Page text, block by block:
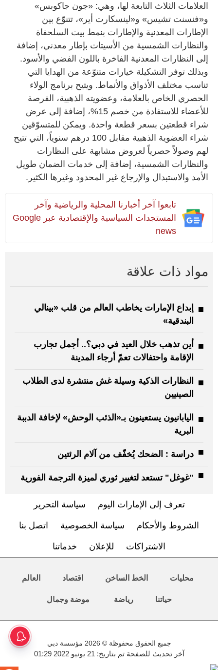
العلامات الثلاث التابعة لها، وهي: «جون جاكوبس»
و«فنسنت تشيس» و«لينسكارت أير»، تتنوّع بين
الإطارات المعدنية والإطارات بنمط بيت السلحفاة
والنظارات الشمسية من الأسيتات بإطار معدني، إضافة
إلى النظارات المعدنية الفاخرة باللون الفضي والأسود.
وبذلك توفر التشكيلة خيارات متنوّعة من الهدايا التي
تناسب مختلف الأذواق والأنماط. ويتيح برنامج الولاء
الحصري الخاص بالعلامة، وعضويته الذهبية، الفرصة
للأعضاء للاستفادة من خصم 15%، إضافة إلى عرض
شراء قطعتين بسعر قطعة واحدة. ويمكن للمتسوّقين
شراء العضوية الذهبية مقابل 100 درهم سنوياً، التي تتيح
لهم وصولاً حصرياً لعروض مشابهة على النظارات
والنظارات الشمسية، إضافة إلى خدمات الضمان طويل
الأمد والاستبدال والإرجاع غير المحدود وغيرها الكثير.
تابعوا آخر أخبارنا المحلية والرياضية وآخر
المستجدات السياسية والإقتصادية عبر Google
news
مواد ذات علاقة
إبداع الإمارات يخاطب العالم من قلب «بينالي
البندقية»
أين تذهب خلال العيد في دبي؟.. أجمل تجارب
الإقامة واحتفالات تعمّ أرجاء المدينة
النظارات الذكية وسيلة غش منتشرة لدى الطلاب
الصينيين
اليابانيون يستعينون بـ«الذئب الوحش» لإخافة الدببة
البرية
دراسة : الضحك يُخفّف من آلام الرئتين
"غوغل" تستعد لتغيير ثوري لميزة الترجمة الفورية
تعرف إلى الإمارات اليوم سياسة التحرير
الشروط والأحكام سياسة الخصوصية اتصل بنا
الاشتراكات للإعلان خدماتنا
محليات الخط الساخن اقتصاد العالم
حياتنا رياضة موضة وجمال
جميع الحقوق محفوظة © 2026 مؤسسة دبي
آخر تحديث للصفحة تم بتاريخ: 21 يونيو 2022 01:29